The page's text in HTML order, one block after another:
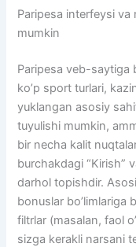
Paripesa interfeysi va
mumkin
Paripesa veb-saytiga
ko’p sport turlari,
yuklangan asosiy
tuyulishi mumkin,
bir necha kalit
burchakdagi “Kirish”
darhol topishdir.
bonuslar bo’limlariga
filtrlar (masalan, faol
sizga kerakli narsani